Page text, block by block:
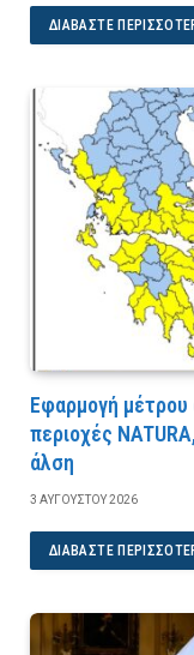
ΔΙΑΒΆΣΤΕ
Εφαρμογή μέτρου
περιοχές
άλση
3 ΑΥΓΟΎΣΤΟΥ 2026
ΔΙΑΒΆΣΤΕ